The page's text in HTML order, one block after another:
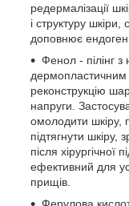
редермалізації
і структуру
доповнює
Фенол - пілінг
дермопластичним
реконструкцію
напруги.
омолодити шкіру,
підтягнути шкіру,
після
ефективний для
прищів.
Ферулова